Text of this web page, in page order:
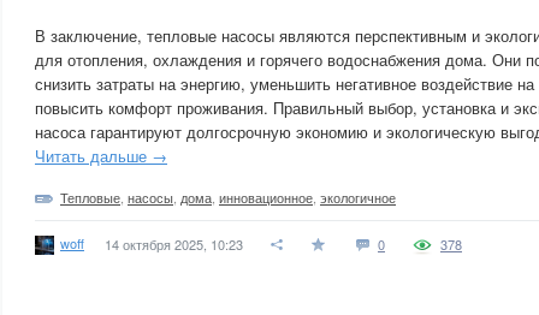
В заключение, тепловые насосы являются перспективным и
для отопления, охлаждения и горячего водоснабжения дома. Они
снизить затраты на энергию, уменьшить негативное воздействие
повысить комфорт проживания. Правильный выбор, установка и
насоса гарантируют долгосрочную экономию и экологическую
Читать дальше →
Тепловые насосы дома инновационное экологичное
woff 14 октября 2025, 10:23 0 378